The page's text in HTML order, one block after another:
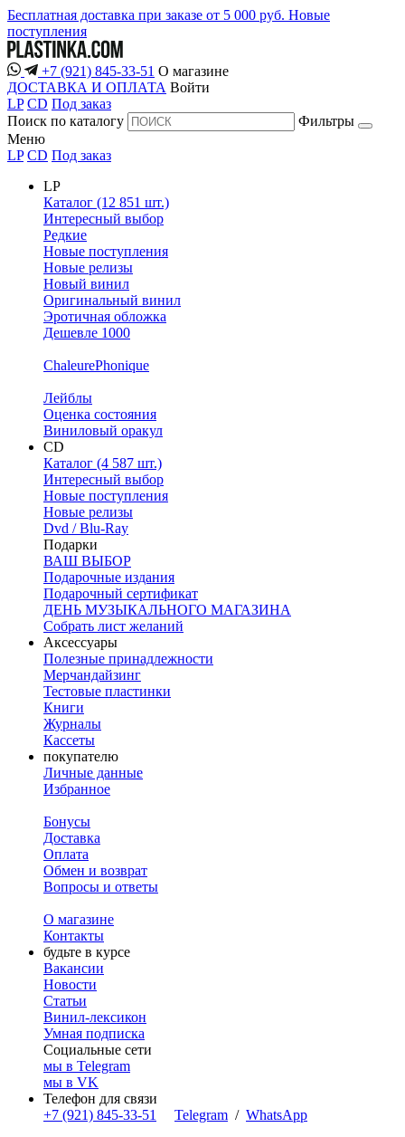
Бесплатная доставка при заказе от 5 000 руб. Новые
поступления
+7 (921) 845-33-51 О магазине
ДОСТАВКА И ОПЛАТА Войти
LP CD Под заказ
Поиск по каталогу
Фильтры
Меню
LP CD Под заказ
LP
Каталог (12 851 шт.)
Интересный выбор
Редкие
Новые поступления
Новые релизы
Новый винил
Оригинальный винил
Эротичная обложка
Дешевле 1000
ChaleurePhonique
Лейблы
Оценка состояния
Виниловый оракул
CD
Каталог (4 587 шт.)
Интересный выбор
Новые поступления
Новые релизы
Dvd / Blu-Ray
Подарки
ВАШ ВЫБОР
Подарочные издания
Подарочный сертификат
ДЕНЬ МУЗЫКАЛЬНОГО МАГАЗИНА
Собрать лист желаний
Аксессуары
Полезные принадлежности
Мерчандайзинг
Тестовые пластинки
Книги
Журналы
Кассеты
покупателю
Личные данные
Избранное
Бонусы
Доставка
Оплата
Обмен и возврат
Вопросы и ответы
О магазине
Контакты
будьте в курсе
Вакансии
Новости
Статьи
Винил-лексикон
Умная подписка
Социальные сети
мы в Telegram
мы в VK
Телефон для связи
+7 (921) 845-33-51
Telegram / WhatsApp